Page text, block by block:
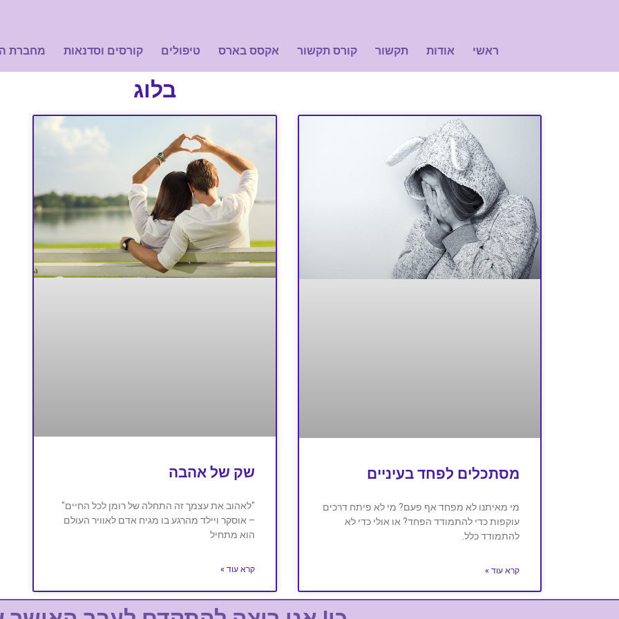
ראשי אודות תקשור קורס תקשור אקסס בארס טיפולים קורסים וסדנאות מחברת
בלוג
מסתכלים לפחד בעיניים
מי מאיתנו לא מפחד אף פעם? מי לא פיתח דרכים
עוקפות כדי להתמודד הפחד? או אולי כדי לא
להתמודד כלל.
קרא עוד »
שק של אהבה
"לאהוב את עצמך זה התחלה של רומן לכל החיים"
– אוסקר ויילד מהרגע בו מגיח אדם לאוויר העולם
הוא מתחיל
קרא עוד »